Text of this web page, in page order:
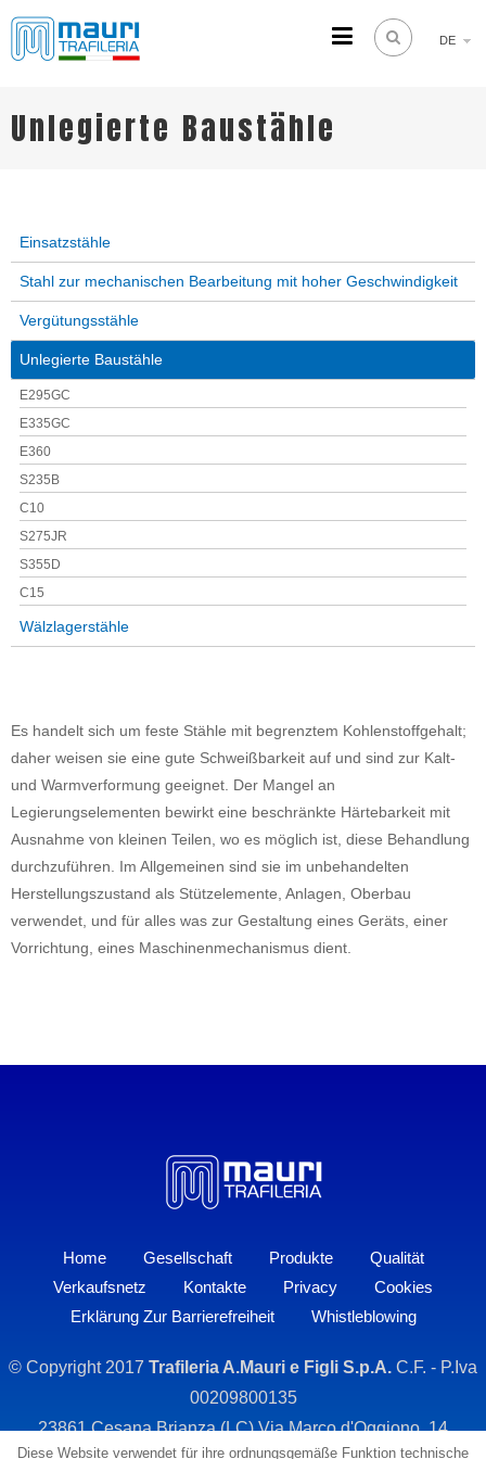
DE
Unlegierte Baustähle
Einsatzstähle
Stahl zur mechanischen Bearbeitung mit hoher Geschwindigkeit
Vergütungsstähle
Unlegierte Baustähle
E295GC
E335GC
E360
S235B
C10
S275JR
S355D
C15
Wälzlagerstähle
Es handelt sich um feste Stähle mit begrenztem Kohlenstoffgehalt;
daher weisen sie eine gute Schweißbarkeit auf und sind zur Kalt-
und Warmverformung geeignet. Der Mangel an
Legierungselementen bewirkt eine beschränkte Härtebarkeit mit
Ausnahme von kleinen Teilen, wo es möglich ist, diese Behandlung
durchzuführen. Im Allgemeinen sind sie im unbehandelten
Herstellungszustand als Stützelemente, Anlagen, Oberbau
verwendet, und für alles was zur Gestaltung eines Geräts, einer
Vorrichtung, eines Maschinenmechanismus dient.
Home Gesellschaft Produkte
Qualität
Verkaufsnetz
Kontakte Privacy
Cookies
Erklärung Zur Barrierefreiheit
Whistleblowing
© Copyright 2017 Trafileria A.Mauri e Figli S.p.A. C.F. - P.Iva
00209800135
23861 Cesana Brianza (LC) Via Marco d'Oggiono, 14
Diese Website verwendet für ihre ordnungsgemäße Funktion technische